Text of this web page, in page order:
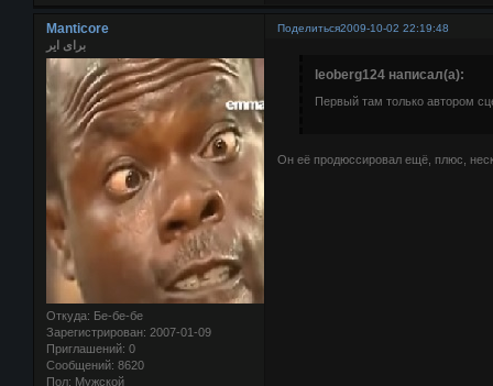
Поделиться2009-10-02 22:19:48
Manticore
برای ایر
Откуда: Бе-бе-бе
Зарегистрирован: 2007-01-09
Приглашений: 0
Сообщений: 8620
Пол: Мужской
leoberg124 написал(а):
Первый там только автором
Он её продюссировал ещё, плюс,